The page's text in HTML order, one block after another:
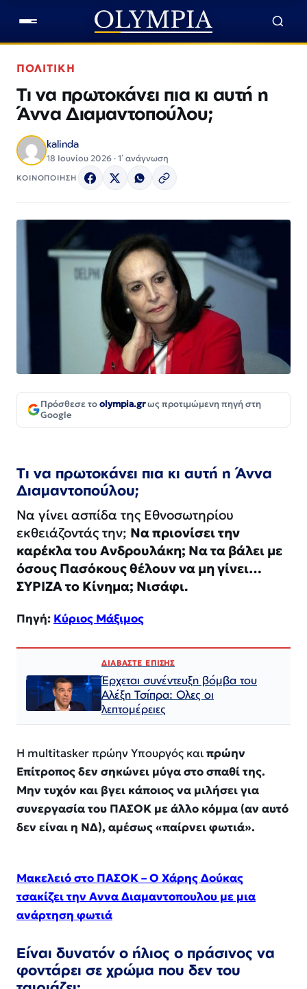
ΠΟΛΙΤΙΚΗ
Τι να πρωτοκάνει πια κι αυτή η
Άννα Διαμαντοπούλου;
kalinda
18 Ιουνίου 2026 · 1΄ ανάγνωση
ΚΟΙΝΟΠΟΙΗΣΗ
Πρόσθεσε τοolympia.grως προτιμώμενη πηγή στη
Google
Τι να πρωτοκάνει πια κι αυτή η Άννα
Διαμαντοπούλου;
Να γίνει ασπίδα της Εθνοσωτηρίου
εκθειάζοντάς την; Να πριονίσει την
καρέκλα του Ανδρουλάκη; Να τα βάλει με
όσους Πασόκους θέλουν να μη γίνει…
ΣΥΡΙΖΑ το Κίνημα; Νισάφι.
Πηγή: Κύριος Μάξιμος
ΔΙΑΒΑΣΤΕ ΕΠΙΣΗΣ
Έρχεται συνέντευξη βόμβα του
Αλέξη Τσίπρα: Ολες οι
λεπτομέρειες
Η multitasker πρώην Υπουργός καιπρώην
Επίτροπος δεν σηκώνει μύγα στο σπαθί της.
Μην τυχόν και βγει κάποιος να μιλήσει για
συνεργασία του ΠΑΣΟΚ με άλλο κόμμα (αν αυτό
δεν είναι η ΝΔ), αμέσως «παίρνει φωτιά».
Μακελειό στο ΠΑΣΟΚ – Ο Χάρης Δούκας
τσακίζει την Αννα Διαμαντοπουλου με μια
ανάρτηση φωτιά
Είναι δυνατόν ο ήλιος ο πράσινος να
φοντάρει σε χρώμα που δεν του